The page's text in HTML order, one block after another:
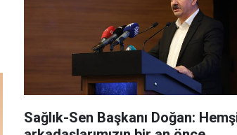
Sağlık-Sen Başkanı Doğan: